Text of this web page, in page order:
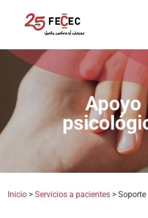
contenido
Apoyo
Inicio > Servicios a pacientes >